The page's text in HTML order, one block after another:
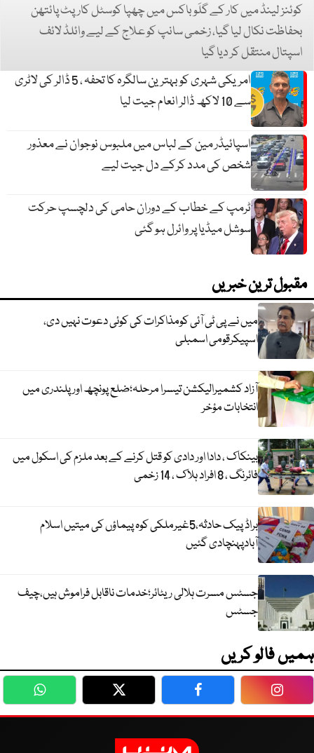
کوئنز لینڈ میں کار کے گلَو باکس میں چھپا کوسٹل کارپٹ پائتھن
بحفاظت نکال لیا گیا، زخمی سانپ کو علاج کے لیے وائلڈ لائف
اسپتال منتقل کر دیا گیا
امریکی شہری کو بہترین سالگرہ کا تحفہ ، 5 ڈالر کی لاٹری
سے 10 لاکھ ڈالر انعام جیت لیا
اسپائیڈر مین کے لباس میں ملبوس نوجوان نے معذور
شخص کی مدد کرکے دل جیت لیے
ٹرمپ کے خطاب کے دوران حامی کی دلچسپ حرکت
سوشل میڈیا پر وائرل ہو گئی
مقبول ترین خبریں
میں نے پی ٹی آئی کومذاکرات کی کوئی دعوت نہیں دی،
اسپیکرقومی اسمبلی
آزاد کشمیرالیکشن تیسرا مرحلہ؛ضلع پونچھ اور پلندری میں
انتخابات مؤخر
بینکاک ، دادا اور دادی کو قتل کرنے کے بعد ملزم کی اسکول میں
فائرنگ ، 8 افراد ہلاک ، 14 زخمی
براڈ پیک حادثہ،5غیرملکی کوہ پیماؤں کی میتیں اسلام
آبادپہنچادی گئیں
جسٹس مسرت ہلالی ریٹائر؛خدمات ناقابل فراموش ہیں،چیف
جسٹس
ہمیں فالو کریں
WhatsApp Twitter Facebook